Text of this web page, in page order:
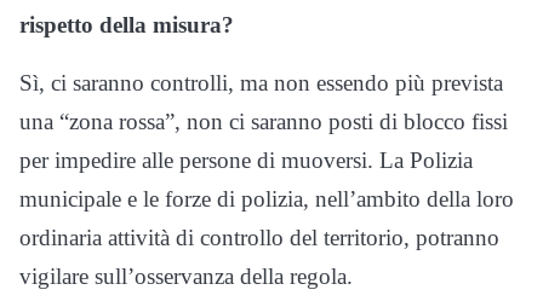
rispetto della misura?
Sì, ci saranno controlli, ma non essendo più prevista
una “zona rossa”, non ci saranno posti di blocco fissi
per impedire alle persone di muoversi. La Polizia
municipale e le forze di polizia, nell’ambito della loro
ordinaria attività di controllo del territorio, potranno
vigilare sull’osservanza della regola.